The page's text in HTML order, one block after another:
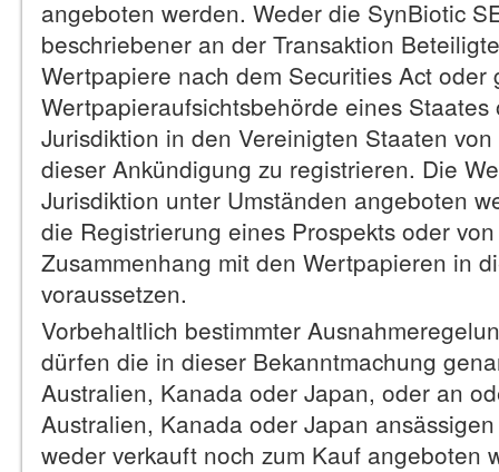
angeboten werden. Weder die SynBiotic
beschriebener an der Transaktion
Wertpapiere nach dem Securities Act oder
Wertpapieraufsichtsbehörde eines
Jurisdiktion in den Vereinigten Staaten
dieser Ankündigung zu registrieren. Die
Jurisdiktion unter Umständen angeboten
die Registrierung eines Prospekts oder
Zusammenhang mit den Wertpapieren in
voraussetzen.
Vorbehaltlich bestimmter
dürfen die in dieser Bekanntmachung
Australien, Kanada oder Japan, oder an
Australien, Kanada oder Japan
weder verkauft noch zum Kauf angeboten